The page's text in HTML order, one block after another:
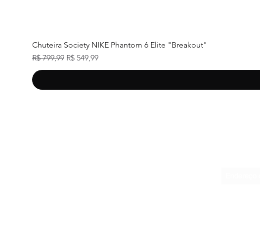
Chuteira Society NIKE Phantom 6 Elite "Breakout"
Preço normal
R$ 799,99 Preço promocional
R$ 549,99